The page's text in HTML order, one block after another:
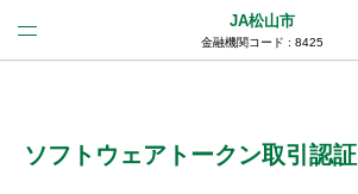
JA松山市
金融機関コード : 8425
(法人JAネットバンク)
ソフトウェアトークン取引認証